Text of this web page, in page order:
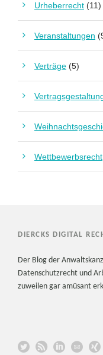
Urheberrecht (11)
Veranstaltungen
Verträge (5)
Wettbewerbsrecht
DIERCKS DIGITAL
Der Blog der
Datenschutzrecht und
zuweilen gar amüsant